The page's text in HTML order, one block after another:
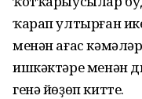
ҡарап ултырған
менән ағас
ишкәктәре менән
генә йөҙөп китте.